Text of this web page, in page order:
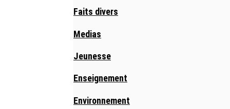
Faits divers
Medias
Jeunesse
Enseignement
Environnement